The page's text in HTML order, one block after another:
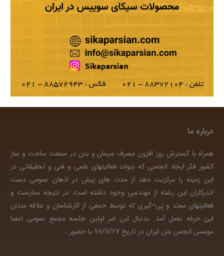
درباره ما
همراه با گسترش روز افزون مصرف سیمان و بتن در صنعت ساخت و ساز
کشور فکر ایجاد انجمنی که بتواند فعالیتهای علمی و فنی و تحقیقاتی در
این زمینه را مرکزیت دهد از مدت های پیش در اذهان عمومی دست
اندرکاران این رشته از مهندسی وجود داشته است. در نتیجه ممارست و
فعالیتهای ممتد و پی¬گیری که توسط جمعی از کارشناسان و علاقه مندان
این حرفه بعمل آمد. بدنبال این امر اولین جلسه مجمع عمومی اعضا
موسس انجمن بتن ایران در تاریخ 78/11/27 با حضور
…